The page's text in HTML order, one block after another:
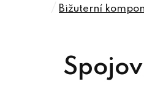
Domů
Bižuterní